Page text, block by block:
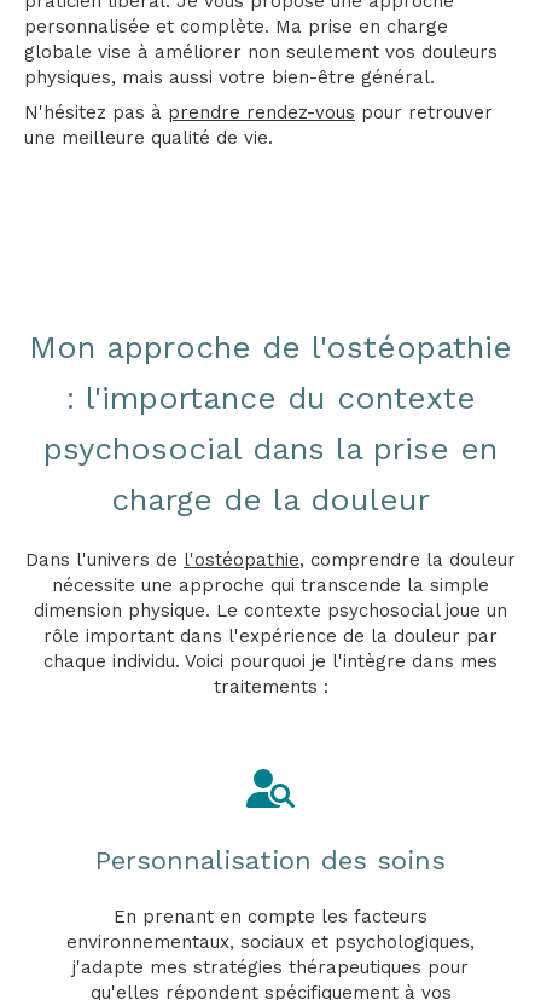
personnalisée et complète. Ma prise en charge
globale vise à améliorer non seulement vos douleurs
physiques, mais aussi votre bien-être général.
N'hésitez pas à prendre rendez-vous pour retrouver
une meilleure qualité de vie.
Mon approche de l'ostéopathie
: l'importance du contexte
psychosocial dans la prise en
charge de la douleur
Dans l'univers de l'ostéopathie, comprendre la douleur
nécessite une approche qui transcende la simple
dimension physique. Le contexte psychosocial joue un
rôle important dans l'expérience de la douleur par
chaque individu. Voici pourquoi je l'intègre dans mes
traitements :
Personnalisation des soins
En prenant en compte les facteurs
environnementaux, sociaux et psychologiques,
j'adapte mes stratégies thérapeutiques pour
qu'elles répondent spécifiquement à vos